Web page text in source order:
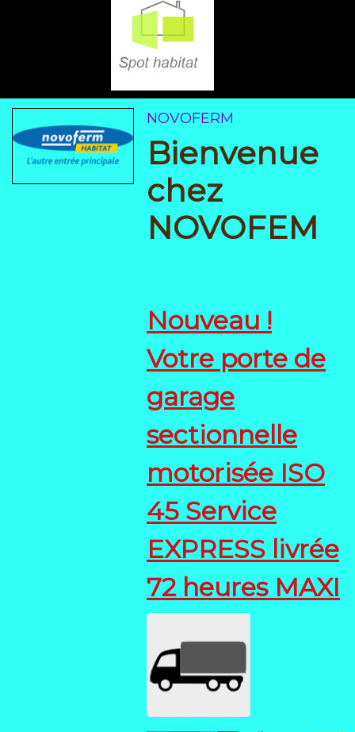
NOVOFERM
Bienvenue
chez
NOVOFEM
Nouveau !
Votre porte de
garage
sectionnelle
motorisée ISO
45 Service
EXPRESS livrée
72 heures MAXI